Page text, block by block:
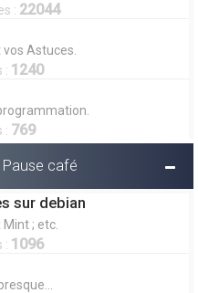
: 22044
Astuces.
: 1240
: 769
café
sur debian
; etc.
: 1096